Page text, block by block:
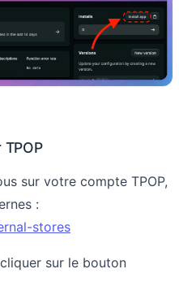
sur votre compte TPOP,
:
stores
sur le bouton